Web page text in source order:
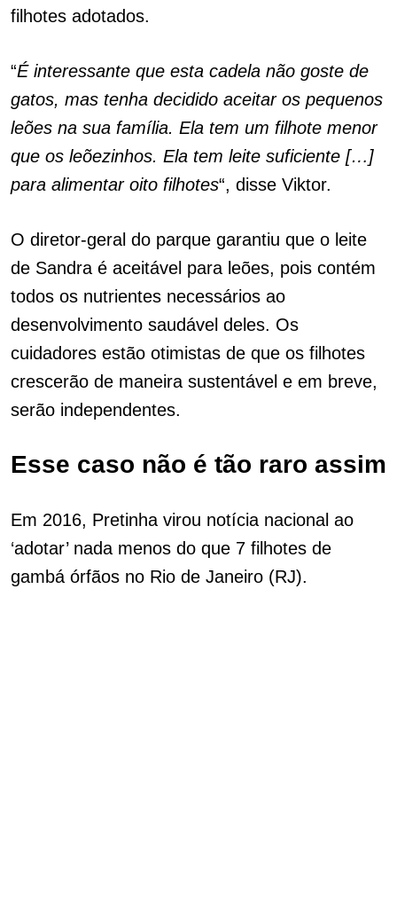
filhotes adotados.
“É interessante que esta cadela não goste de
gatos, mas tenha decidido aceitar os pequenos
leões na sua família. Ela tem um filhote menor
que os leõezinhos. Ela tem leite suficiente […]
para alimentar oito filhotes“, disse Viktor.
O diretor-geral do parque garantiu que o leite
de Sandra é aceitável para leões, pois contém
todos os nutrientes necessários ao
desenvolvimento saudável deles. Os
cuidadores estão otimistas de que os filhotes
crescerão de maneira sustentável e em breve,
serão independentes.
Esse caso não é tão raro assim
Em 2016, Pretinha virou notícia nacional ao
‘adotar’ nada menos do que 7 filhotes de
gambá órfãos no Rio de Janeiro (RJ).